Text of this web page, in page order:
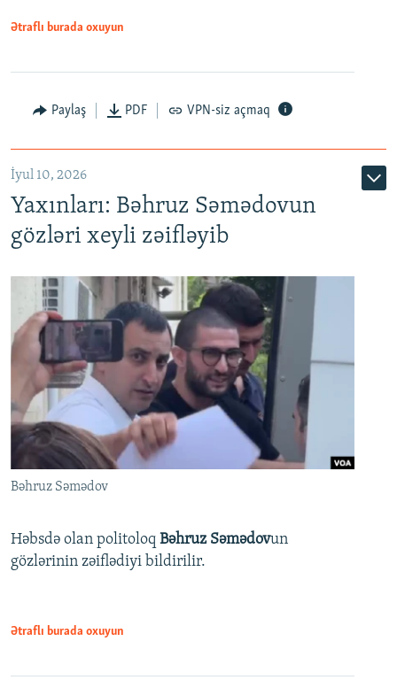
Ətraflı burada oxuyun
Paylaş PDF VPN-siz açmaq
İyul 10, 2026
Yaxınları: Bəhruz Səmədovun
gözləri xeyli zəifləyib
Bəhruz Səmədov
Həbsdə olan politoloq Bəhruz Səmədovun
gözlərinin zəiflədiyi bildirilir.
Ətraflı burada oxuyun